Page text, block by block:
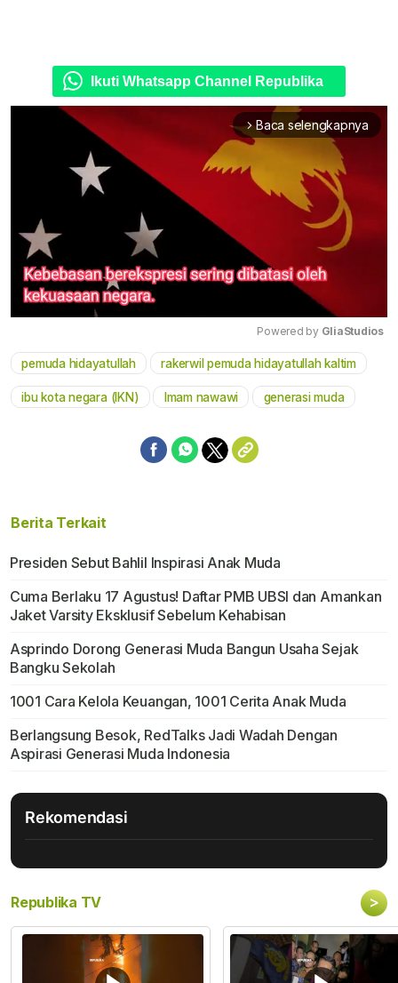
Ikuti Whatsapp Channel Republika
arrow_forward_ios Baca selengkapnya
Mute
Powered by GliaStudios
pemuda hidayatullah rakerwil pemuda hidayatullah kaltim
ibu kota negara (IKN) Imam nawawi generasi muda
Berita Terkait
Presiden Sebut Bahlil Inspirasi Anak Muda
Cuma Berlaku 17 Agustus! Daftar PMB UBSI dan Amankan
Jaket Varsity Eksklusif Sebelum Kehabisan
Asprindo Dorong Generasi Muda Bangun Usaha Sejak
Bangku Sekolah
1001 Cara Kelola Keuangan, 1001 Cerita Anak Muda
Berlangsung Besok, RedTalks Jadi Wadah Dengan
Aspirasi Generasi Muda Indonesia
Rekomendasi
Republika TV >